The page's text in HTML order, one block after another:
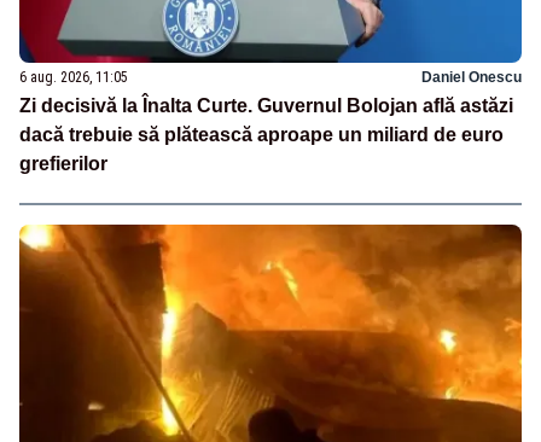
6 aug. 2026, 11:05 Daniel Onescu
Zi decisivă la Înalta Curte. Guvernul Bolojan află astăzi
dacă trebuie să plătească aproape un miliard de euro
grefierilor